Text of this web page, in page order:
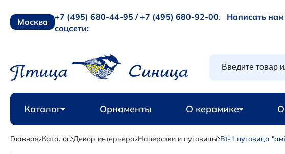
Москва +7 (495) 680-44-95 / +7 (495) 680-92-00. Написать
соцсети:
Каталог Орнаменты О керамике
Главная Каталог Декор интерьера Наперстки и пуговицы Bt-1 пуговица